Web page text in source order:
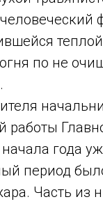
по не
работы
года
период
Часть из